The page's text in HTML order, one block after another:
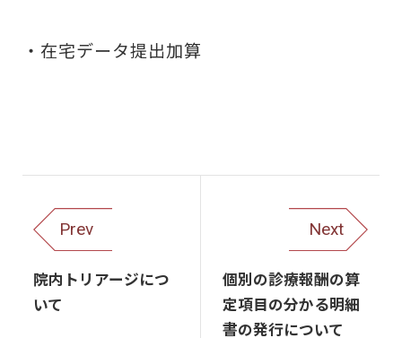
・在宅データ提出加算
Prev
院内トリアージにつ
いて
Next
個別の診療報酬の算
定項目の分かる明細
書の発行について